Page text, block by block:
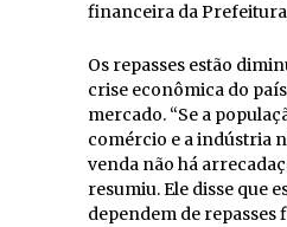
financeira da
Os repasses estão
crise econômica do
mercado. “Se a
comércio e a indústria
venda não há
resumiu. Ele disse que
dependem de repasses